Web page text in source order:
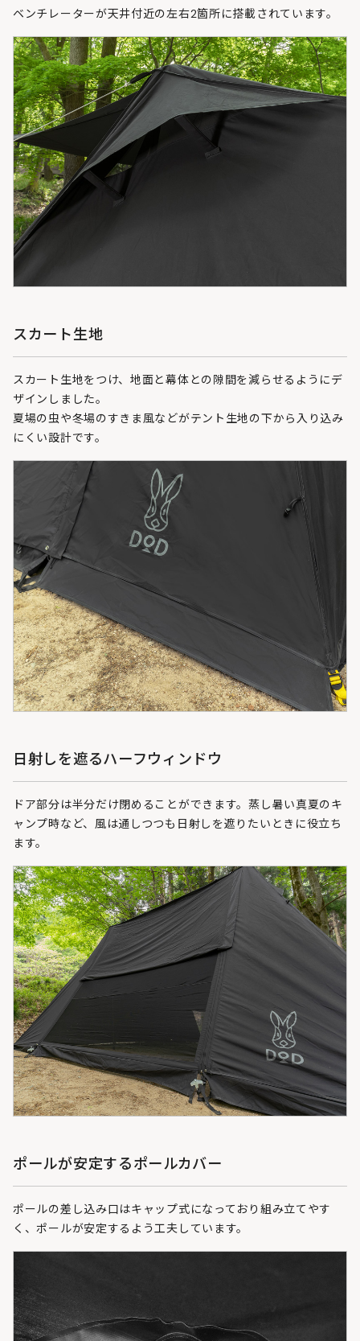
ベンチレーターが天井付近の左右2箇所に搭載されています。
スカート生地
スカート生地をつけ、地面と幕体との隙間を減らせるようにデ
ザインしました。
夏場の虫や冬場のすきま風などがテント生地の下から入り込み
にくい設計です。
日射しを遮るハーフウィンドウ
ドア部分は半分だけ閉めることができます。蒸し暑い真夏のキ
ャンプ時など、風は通しつつも日射しを遮りたいときに役立ち
ます。
ポールが安定するポールカバー
ポールの差し込み口はキャップ式になっており組み立てやす
く、ポールが安定するよう工夫しています。